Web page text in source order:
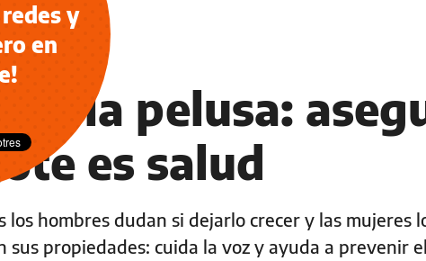
la pelusa:
es salud
los hombres dudan si dejarlo crecer y las mujeres
sus propiedades: cuida la voz y ayuda a prevenir
y
en